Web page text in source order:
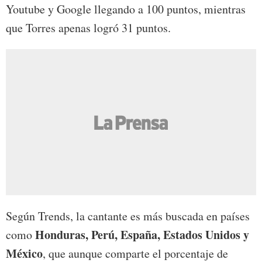
Youtube y Google llegando a 100 puntos, mientras
que Torres apenas logró 31 puntos.
Según Trends, la cantante es más buscada en países
comoHonduras, Perú, España, Estados Unidos y
México, que aunque comparte el porcentaje de